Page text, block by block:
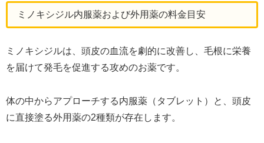
ミノキシジル内服薬および外用薬の料金目安
ミノキシジルは、頭皮の血流を劇的に改善し、毛根に栄養
を届けて発毛を促進する攻めのお薬です。
体の中からアプローチする内服薬（タブレット）と、頭皮
に直接塗る外用薬の2種類が存在します。